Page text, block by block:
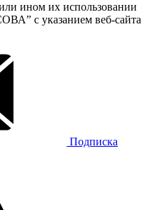
ином их использовании
с указанием веб-сайта
Подписка